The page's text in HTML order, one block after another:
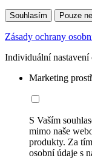
Souhlasím Pouze
Zásady ochrany
Individuální nastavení
Marketing
S Vaším
mimo naše
produkty. Za
osobní údaje s